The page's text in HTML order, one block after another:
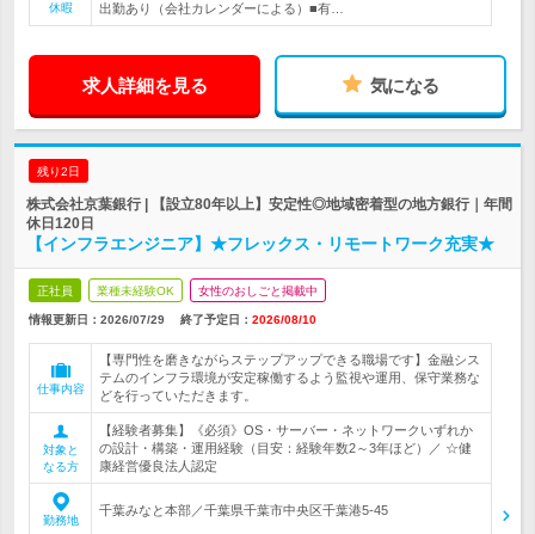
休暇
出勤あり（会社カレンダーによる）■有…
求人詳細を見る 気になる
残り2日
株式会社京葉銀行 | 【設立80年以上】安定性◎地域密着型の地方銀行｜年間
休日120日
【インフラエンジニア】★フレックス・リモートワーク充実★
正社員 業種未経験OK 女性のおしごと掲載中
情報更新日：2026/07/29 終了予定日： 2026/08/10
仕事内容
【専門性を磨きながらステップアップできる職場です】金融シス
テムのインフラ環境が安定稼働するよう監視や運用、保守業務な
どを行っていただきます。
対象と
なる方
【経験者募集】《必須》OS・サーバー・ネットワークいずれか
の設計・構築・運用経験（目安：経験年数2～3年ほど）／ ☆健
康経営優良法人認定
勤務地
千葉みなと本部／千葉県千葉市中央区千葉港5-45